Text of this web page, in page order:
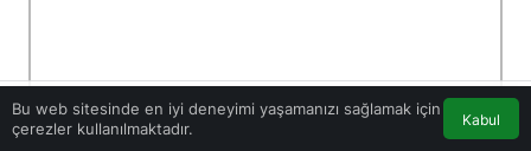
Bu web sitesinde en iyi deneyimi yaşamanızı sağlamak için
çerezler kullanılmaktadır.
Kabul
Anasayfa Akış Trafik